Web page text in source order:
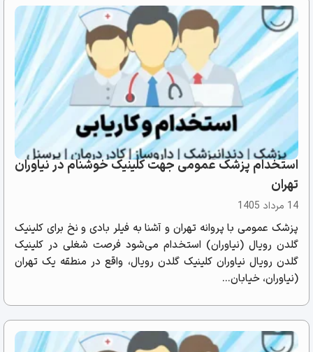
استخدام پزشک عمومی جهت کلینیک خوشنام در نیاوران
تهران
14 مرداد 1405
پزشک عمومی با پروانه تهران و آشنا به فیلر بادی و نخ برای کلینیک
گلدن رویال (نیاوران) استخدام می‌شود فرصت شغلی در کلینیک
گلدن رویال نیاوران کلینیک گلدن رویال، واقع در منطقه یک تهران
(نیاوران، خیابان...